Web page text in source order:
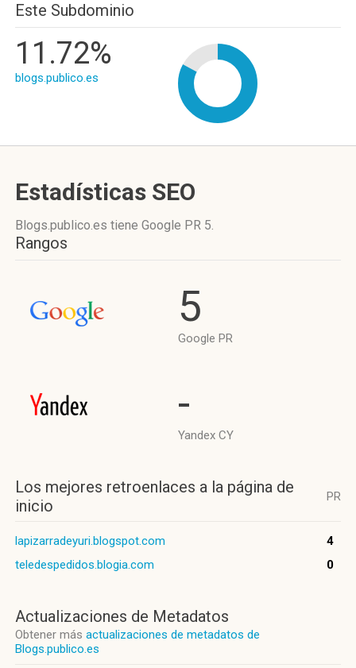
Este Subdominio
11.72%
blogs.publico.es
Estadísticas SEO
Blogs.publico.es tiene Google PR 5.
Rangos
5
Google PR
-
Yandex CY
Los mejores retroenlaces a la página de
inicio
PR
lapizarradeyuri.blogspot.com
4
teledespedidos.blogia.com
0
Actualizaciones de Metadatos
Obtener más actualizaciones de metadatos de
Blogs.publico.es